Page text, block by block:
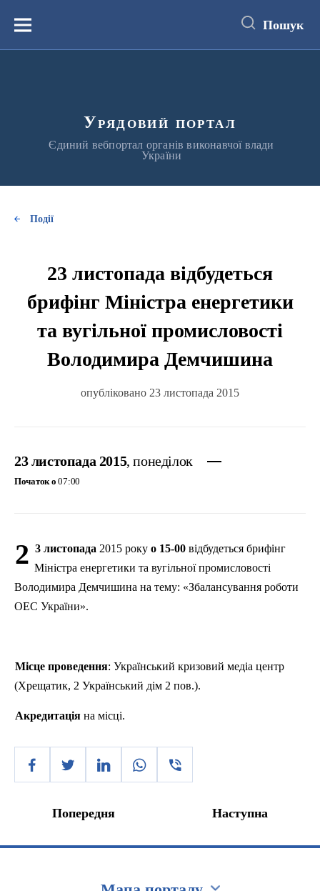
вмістуМеню Пошук
Урядовий портал
Єдиний вебпортал органів виконавчої влади
України
Події
23 листопада відбудеться
брифінг Міністра енергетики
та вугільної промисловості
Володимира Демчишина
опубліковано 23 листопада 2015
23 листопада 2015, понеділок
Початок о 07:00
2 3 листопада 2015 року о 15-00 відбудеться брифінг
Міністра енергетики та вугільної промисловості
Володимира Демчишина на тему: «Збалансування роботи
ОЕС України».
Місце проведення: Український кризовий медіа центр
(Хрещатик, 2 Український дім 2 пов.).
Акредитація на місці.
Попередня Наступна